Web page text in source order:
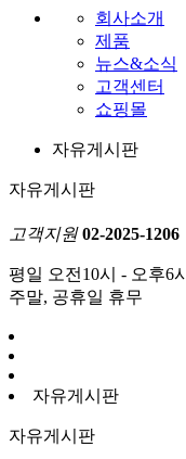
회사소개
제품
뉴스&소식
고객센터
쇼핑몰
자유게시판
자유게시판
고객지원 02-2025-1206
평일 오전10시 - 오후6시
주말, 공휴일 휴무
자유게시판
자유게시판